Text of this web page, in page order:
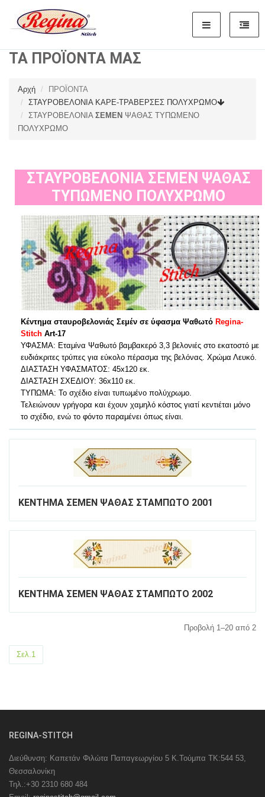
ΤΑ ΠΡΟΪΟΝΤΑ ΜΑΣ
Αρχή
ΠΡΟΪΟΝΤΑ
ΣΤΑΥΡΟΒΕΛΟΝΙΑ ΚΑΡΕ-ΤΡΑΒΕΡΣΕΣ ΠΟΛΥΧΡΩΜΟ
ΣΤΑΥΡΟΒΕΛΟΝΙΑ ΣΕΜΕΝ ΨΑΘΑΣ ΤΥΠΩΜΕΝΟ
ΠΟΛΥΧΡΩΜΟ
ΣΤΑΥΡΟΒΕΛΟΝΙΑ ΣΕΜΕΝ ΨΑΘΑΣ
ΤΥΠΩΜΕΝΟ ΠΟΛΥΧΡΩΜΟ
Κέντημα σταυροβελονιάς Σεμέν σε ύφασμα Ψαθωτό Regina-
Stitch Art-17
ΥΦΑΣΜΑ: Εταμίνα Ψαθωτό βαμβακερό 3,3 βελονιές στο εκατοστό με
ευδιάκριτες τρύπες για εύκολο πέρασμα της βελόνας. Χρώμα Λευκό.
ΔΙΑΣΤΑΣΗ ΥΦΑΣΜΑΤΟΣ: 45x120 εκ.
ΔΙΑΣΤΑΣΗ ΣΧΕΔΙΟΥ: 36x110 εκ.
ΤΥΠΩΜΑ: To σχέδιο είναι τυπωμένο πολύχρωμο.
Τελειώνουν γρήγορα και έχουν χαμηλό κόστος γιατί κεντιέται μόνο
το σχέδιο, ενώ το φόντο παραμένει όπως είναι.
ΚΕΝΤΗΜΑ ΣΕΜΕΝ ΨΑΘΑΣ ΣΤΑΜΠΩΤΟ 2001
ΚΕΝΤΗΜΑ ΣΕΜΕΝ ΨΑΘΑΣ ΣΤΑΜΠΩΤΟ 2002
Σελ.1
Προβολή 1–20 από 2
REGINA-STITCH
Διεύθυνση: Καπετάν Φιλώτα Παπαγεωργίου 5 Κ.Τούμπα ΤΚ:544 53,
Θεσσαλονίκη
Τηλ.:+30 2310 680 484